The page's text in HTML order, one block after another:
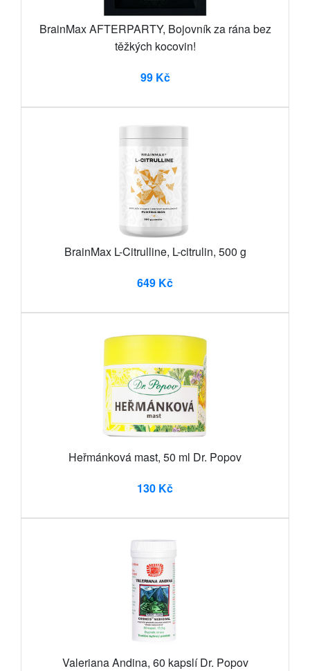
BrainMax AFTERPARTY, Bojovník za rána bez
těžkých kocovin!
99 Kč
BrainMax L-Citrulline, L-citrulin, 500 g
649 Kč
Heřmánková mast, 50 ml Dr. Popov
130 Kč
Valeriana Andina, 60 kapslí Dr. Popov